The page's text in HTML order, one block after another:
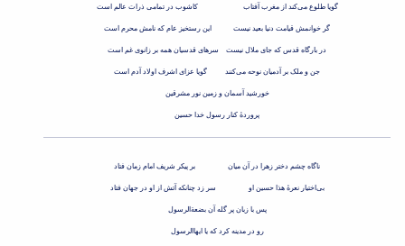
گویا طلوع می‌کند از مغرب آفتاب کاشوب در تمامی ذرات عالم است
گر خوانمش قیامت دنیا بعید نیست این رستخیز عام که نامش محرم است
در بارگاه قدس که جای ملال نیست سرهای قدسیان همه بر زانوی غم است
جن و ملک بر آدمیان نوحه می‌کنند گویا عزای اشرف اولاد آدم است
خورشید آسمان و زمین نور مشرقین
پروردهٔ کنار رسول خدا حسین
ناگاه چشم دختر زهرا در آن میان بر پیکر شریف امام زمان فتاد
بی‌اختیار نعرهٔ هذا حسین او سر زد چنانکه آتش از او در جهان فتاد
پس با زبان پر گله آن بضعةالرسول
رو در مدینه کرد که یا ایهاالرسول